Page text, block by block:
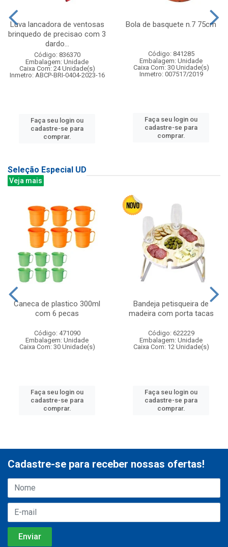
Luva lancadora de ventosas
brinquedo de precisao com 3
dardo...
Código: 836370
Embalagem: Unidade
Caixa Com: 24 Unidade(s)
Inmetro: ABCP-BRI-0404-2023-16
Faça seu login ou
cadastre-se para
comprar.
Bola de basquete n.7 75cm
Código: 841285
Embalagem: Unidade
Caixa Com: 30 Unidade(s)
Inmetro: 007517/2019
Faça seu login ou
cadastre-se para
comprar.
Seleção Especial UD
Veja mais
Caneca de plastico 300ml
com 6 pecas
Código: 471090
Embalagem: Unidade
Caixa Com: 30 Unidade(s)
Faça seu login ou
cadastre-se para
comprar.
Bandeja petisqueira de
madeira com porta tacas
Código: 622229
Embalagem: Unidade
Caixa Com: 12 Unidade(s)
Faça seu login ou
cadastre-se para
comprar.
Cadastre-se para receber nossas ofertas!